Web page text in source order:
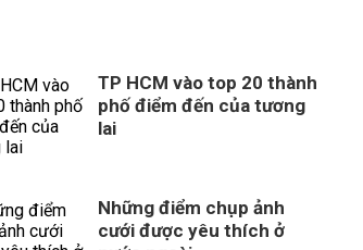
TP HCM vào top 20 thành
phố điểm đến của tương
lai
Những điểm chụp ảnh
cưới được yêu thích ở